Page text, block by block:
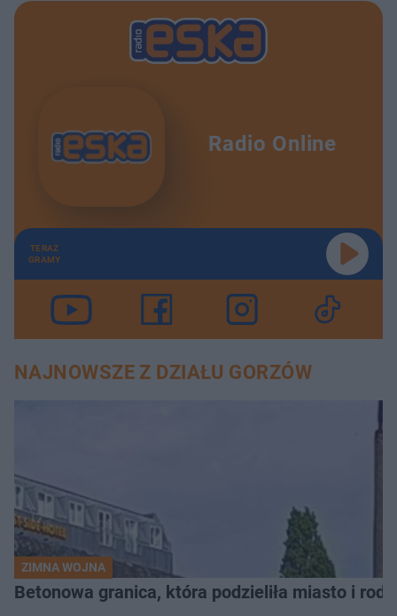
Radio Online
TERAZ
GRAMY
NAJNOWSZE Z DZIAŁU GORZÓW
ZIMNA WOJNA
Betonowa granica, która podzieliła miasto i